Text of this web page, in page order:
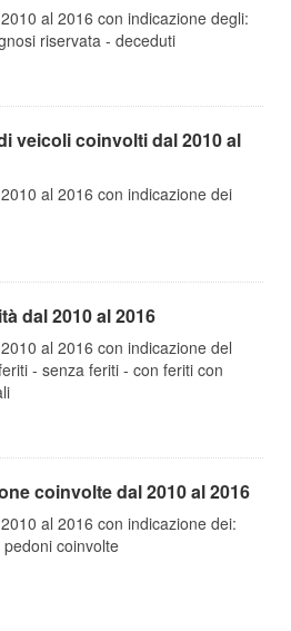
al 2016 con indicazione degli:
riservata - deceduti
veicoli coinvolti dal 2010 al
al 2016 con indicazione dei
dal 2010 al 2016
al 2016 con indicazione del
- senza feriti - con feriti con
coinvolte dal 2010 al 2016
al 2016 con indicazione dei:
coinvolte